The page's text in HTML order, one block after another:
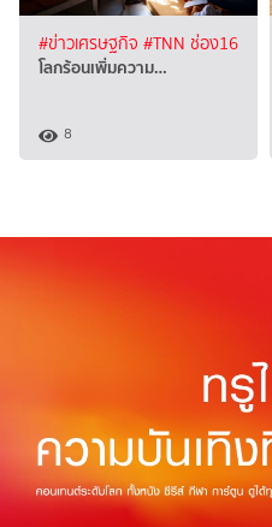
#ข่าวเศรษฐกิจ #TNN ช่อง16
โลกร้อนเพิ่มความ…
8